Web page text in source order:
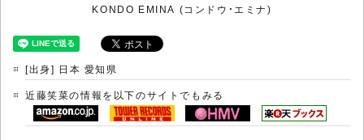
KONDO EMINA (コンドウ・エミナ)
[出身] 日本 愛知県
近藤笑菜の情報を以下のサイトでもみる